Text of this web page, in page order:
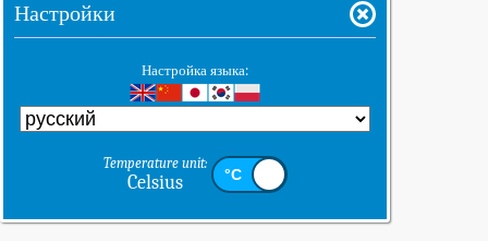
Настройки
Настройка языка:
Temperature unit:
Celsius